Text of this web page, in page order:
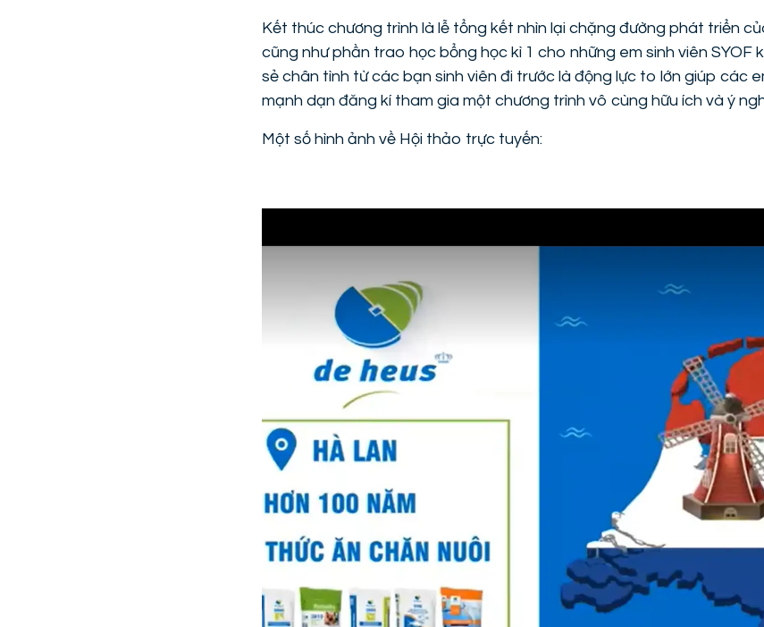
Kết thúc chương trình là lễ tổng kết nhìn lại chặng đường phát triển
cũng như phần trao học bổng học kì 1 cho những em sinh viên SYOF
sẻ chân tình từ các bạn sinh viên đi trước là động lực to lớn giúp các
mạnh dạn đăng kí tham gia một chương trình vô cùng hữu ích và ý
Một số hình ảnh về Hội thảo trực tuyến: